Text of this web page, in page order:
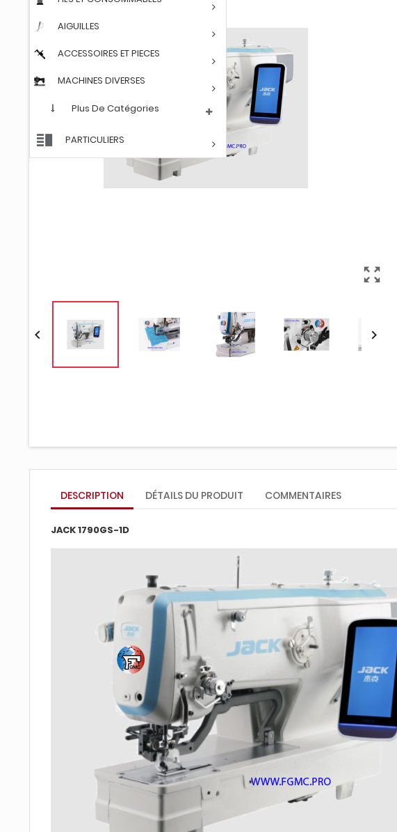
AIGUILLES
ACCESSOIRES ET PIECES
MACHINES DIVERSES
Plus De Catégories
PARTICULIERS
zoom_out_map
 
DESCRIPTION DÉTAILS DU PRODUIT COMMENTAIRES
JACK 1790GS-1D